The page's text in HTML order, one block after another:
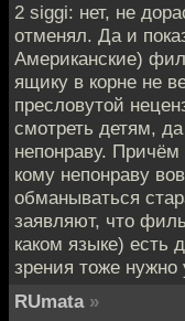
2 siggi: нет, не
отменял. Да и
Американские)
ящику в корне не
пресловутой
смотреть детям,
непонраву. Причём
кому непонраву
обманываться
заявляют, что
каком языке) есть
зрения тоже нужно
RUmata »